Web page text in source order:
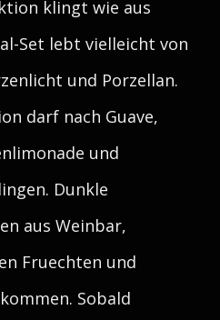
klingt wie aus
Set lebt vielleicht von
und Porzellan.
darf nach Guave,
und
Dunkle
aus Weinbar,
Fruechten und
Sobald